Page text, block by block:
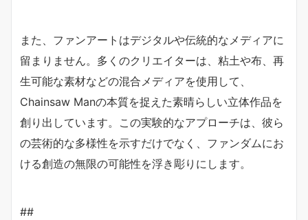
また、ファンアートはデジタルや伝統的なメディアに
留まりません。多くのクリエイターは、粘土や布、再
生可能な素材などの混合メディアを使用して、
Chainsaw Manの本質を捉えた素晴らしい立体作品を
創り出しています。この実験的なアプローチは、彼ら
の芸術的な多様性を示すだけでなく、ファンダムにお
ける創造の無限の可能性を浮き彫りにします。
##